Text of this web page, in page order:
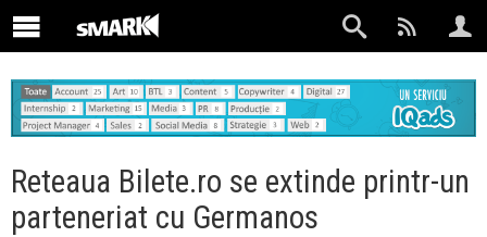
Reteaua Bilete.ro se extinde printr-un
parteneriat cu Germanos